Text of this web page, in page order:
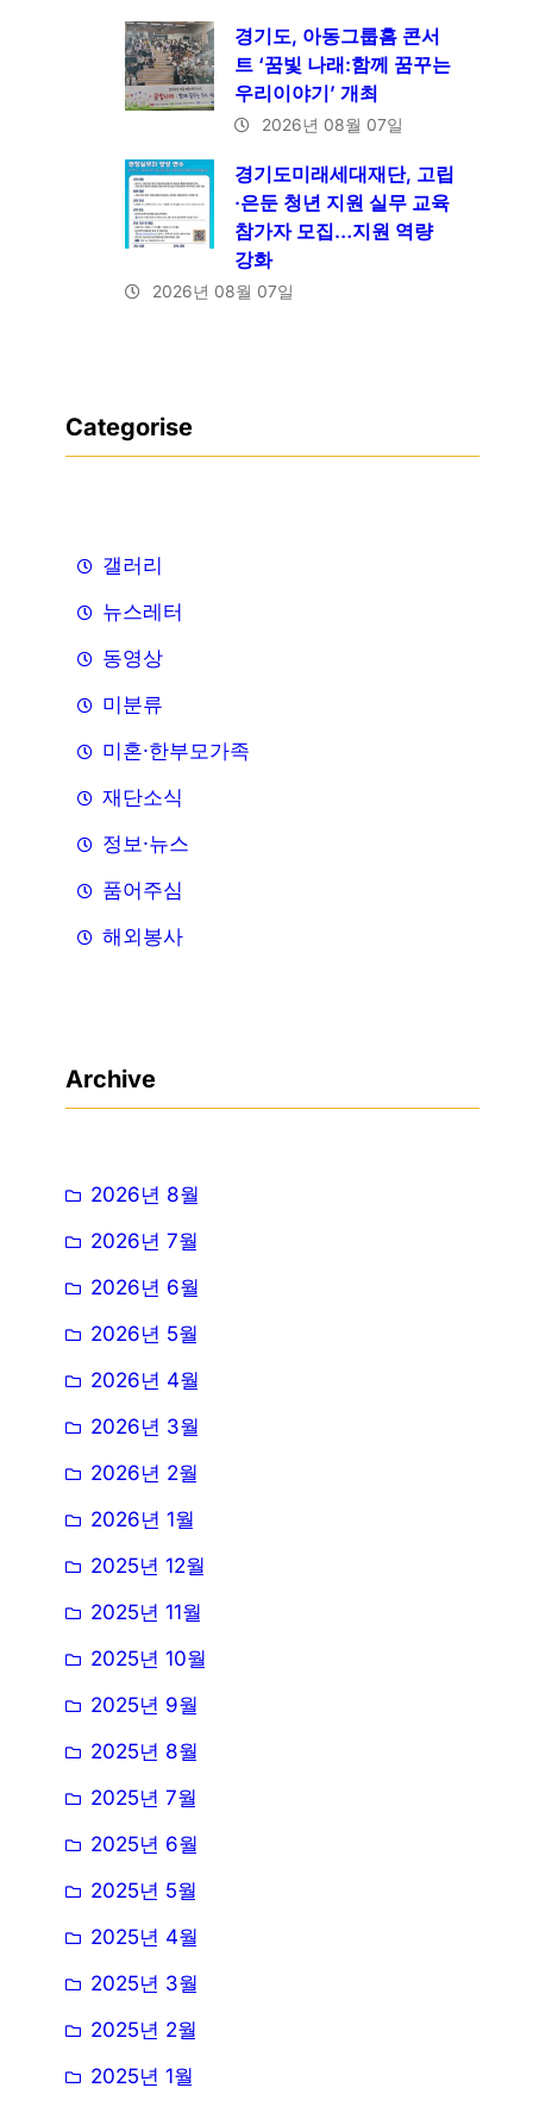
경기도, 아동그룹홈 콘서
트 ‘꿈빛 나래:함께 꿈꾸는
우리이야기’ 개최
2026년 08월 07일
경기도미래세대재단, 고립
·은둔 청년 지원 실무 교육
참가자 모집…지원 역량
강화
2026년 08월 07일
Categorise
갤러리
뉴스레터
동영상
미분류
미혼·한부모가족
재단소식
정보·뉴스
품어주심
해외봉사
Archive
2026년 8월
2026년 7월
2026년 6월
2026년 5월
2026년 4월
2026년 3월
2026년 2월
2026년 1월
2025년 12월
2025년 11월
2025년 10월
2025년 9월
2025년 8월
2025년 7월
2025년 6월
2025년 5월
2025년 4월
2025년 3월
2025년 2월
2025년 1월